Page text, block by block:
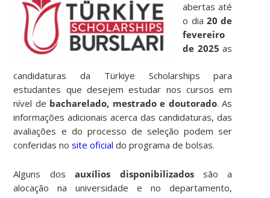
abertas até
o dia 20 de
fevereiro
de 2025as
candidaturas da Türkiye Scholarships para
estudantes que desejem estudar nos cursos em
nível de bacharelado, mestrado e doutorado. As
informações adicionais acerca das candidaturas, das
avaliações e do processo de seleção podem ser
conferidas nosite oficial do programa de bolsas.
Alguns dosauxílios disponibilizadossão a
alocação na universidade e no departamento,